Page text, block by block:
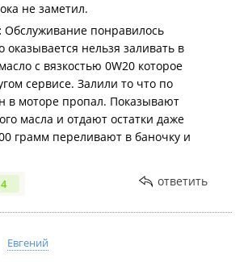
не заметил.
Обслуживание понравилось
оказывается нельзя заливать в
с вязкостью 0W20 которое
сервисе. Залили то что по
в моторе пропал. Показывают
масла и отдают остатки даже
грамм переливают в баночку и
4 ответить
Евгений